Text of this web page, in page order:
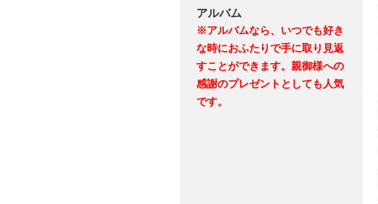
アルバム
※アルバムなら、いつでも好き
な時におふたりで手に取り見返
すことができます。親御様への
感謝のプレゼントとしても人気
です。